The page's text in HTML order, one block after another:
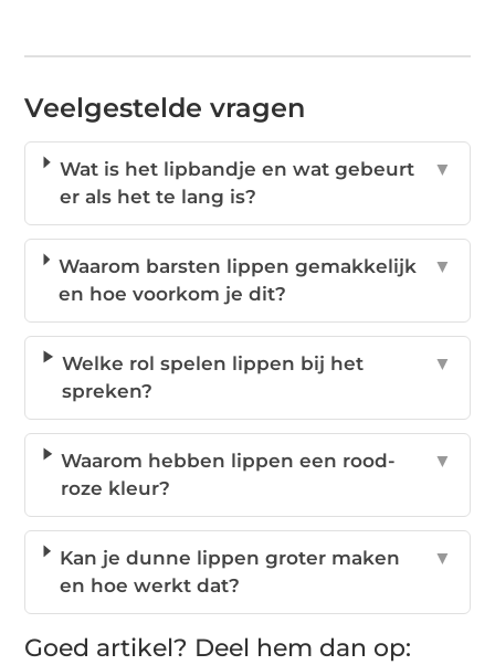
Veelgestelde vragen
Wat is het lipbandje en wat gebeurt
er als het te lang is?
▼
Waarom barsten lippen gemakkelijk
en hoe voorkom je dit?
▼
Welke rol spelen lippen bij het
spreken?
▼
Waarom hebben lippen een rood-
roze kleur?
▼
Kan je dunne lippen groter maken
en hoe werkt dat?
▼
Goed artikel? Deel hem dan op: